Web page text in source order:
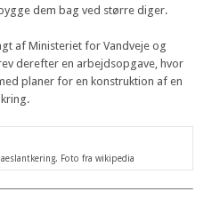
dem bag ved større diger.
af Ministeriet for Vandveje og
derefter en arbejdsopgave, hvor
planer for en konstruktion af en
Foto fra wikipedia